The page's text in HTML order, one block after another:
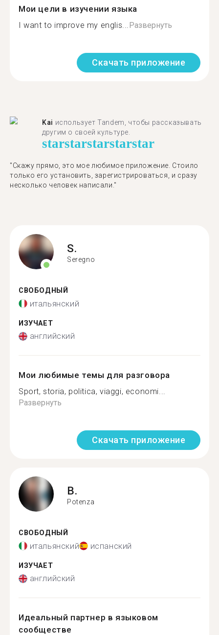
Мои цели в изучении языка
I want to improve my englis...Развернуть
Скачать приложение
Kai использует Tandem, чтобы рассказывать
другим о своей культуре.
starstarstarstarstar
"Скажу прямо, это мое любимое приложение. Стоило
только его установить, зарегистрироваться, и сразу
несколько человек написали."
S.
Seregno
СВОБОДНЫЙ
итальянский
ИЗУЧАЕТ
английский
Мои любимые темы для разговора
Sport, storia, politica, viaggi, economi...
Развернуть
Скачать приложение
B.
Potenza
СВОБОДНЫЙ
итальянский испанский
ИЗУЧАЕТ
английский
Идеальный партнер в языковом
сообществе